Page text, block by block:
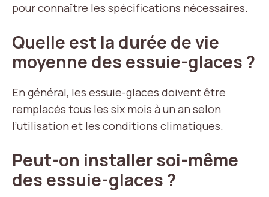
pour connaître les spécifications nécessaires.
Quelle est la durée de vie
moyenne des essuie-glaces ?
En général, les essuie-glaces doivent être
remplacés tous les six mois à un an selon
l’utilisation et les conditions climatiques.
Peut-on installer soi-même
des essuie-glaces ?